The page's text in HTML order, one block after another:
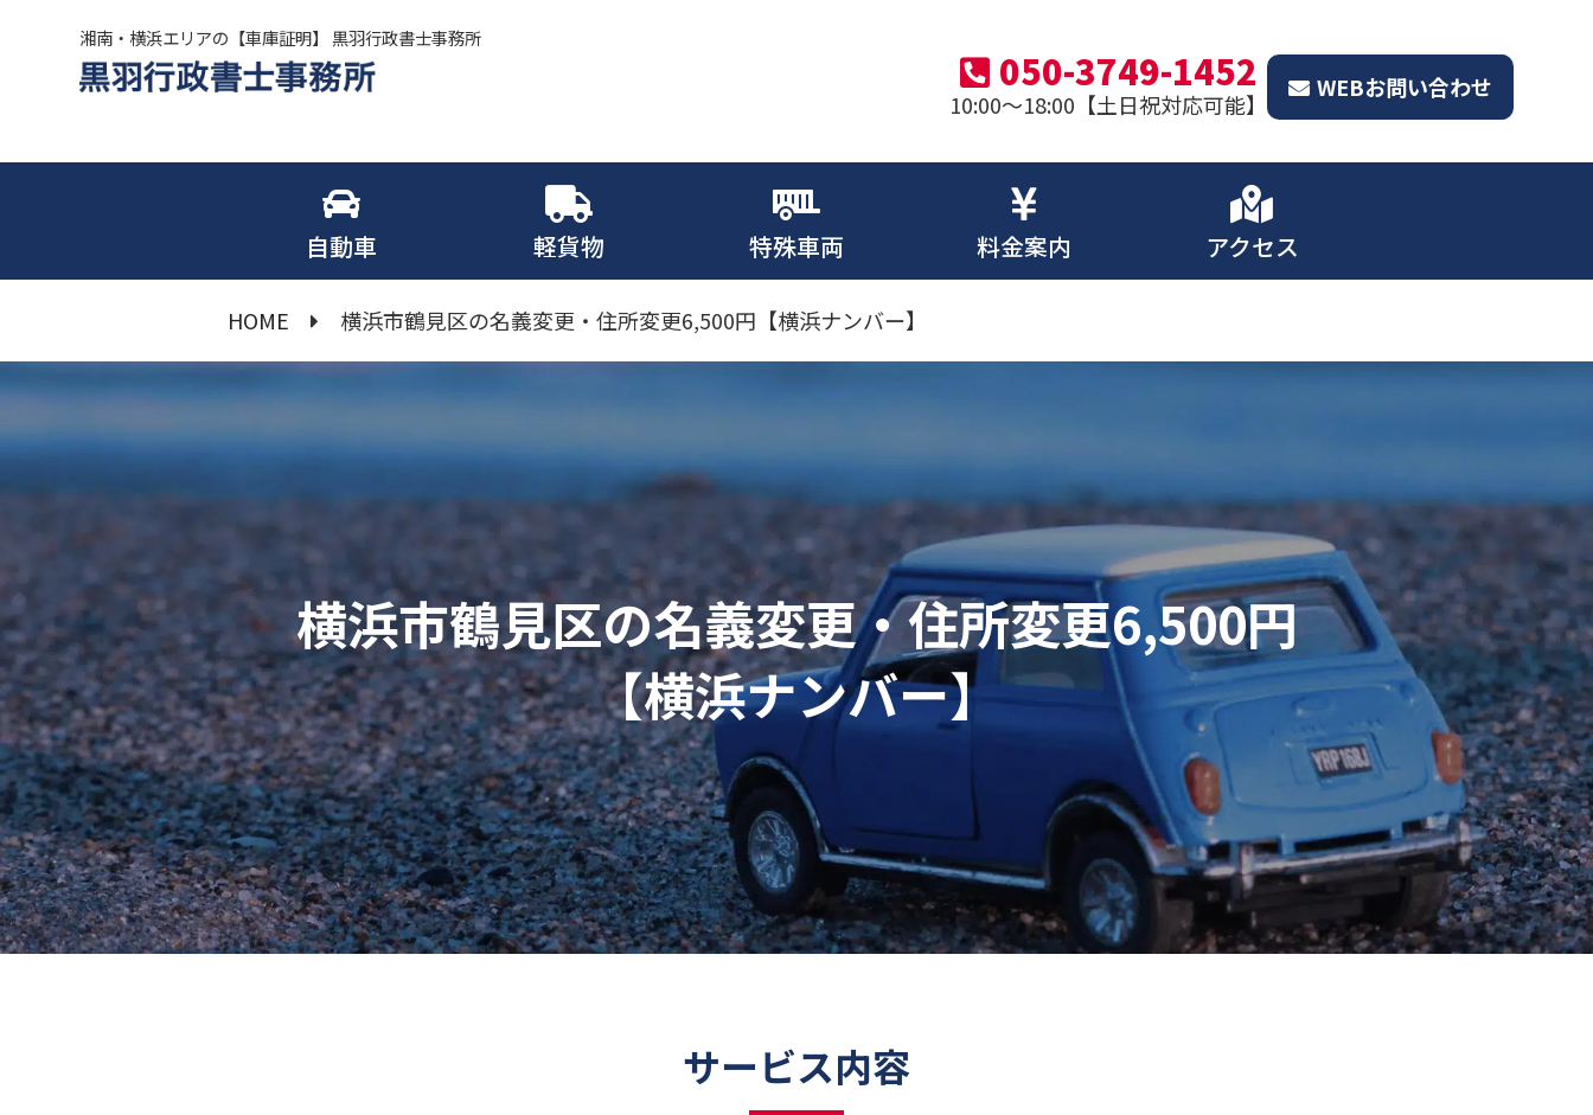
湘南・横浜エリアの【車庫証明】 黒羽行政書士事務所
050-3749-1452
10:00～18:00【土日祝対応可能】
WEBお問い合わせ
自動車 軽貨物 特殊車両 料金案内 アクセス
HOME 横浜市鶴見区の名義変更・住所変更6,500円【横浜ナンバー】
横浜市鶴見区の名義変更・住所変更6,500円
【横浜ナンバー】
サービス内容